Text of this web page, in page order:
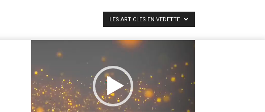
LES ARTICLES EN VEDETTE